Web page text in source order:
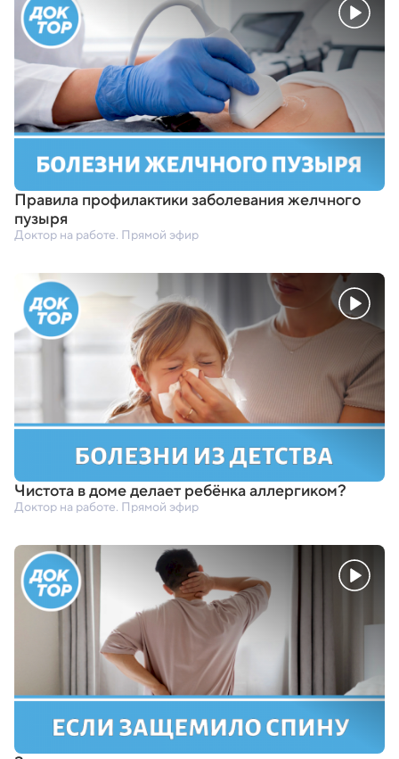
Правила профилактики заболевания желчного
пузыря
Доктор на работе. Прямой эфир
Чистота в доме делает ребёнка аллергиком?
Доктор на работе. Прямой эфир